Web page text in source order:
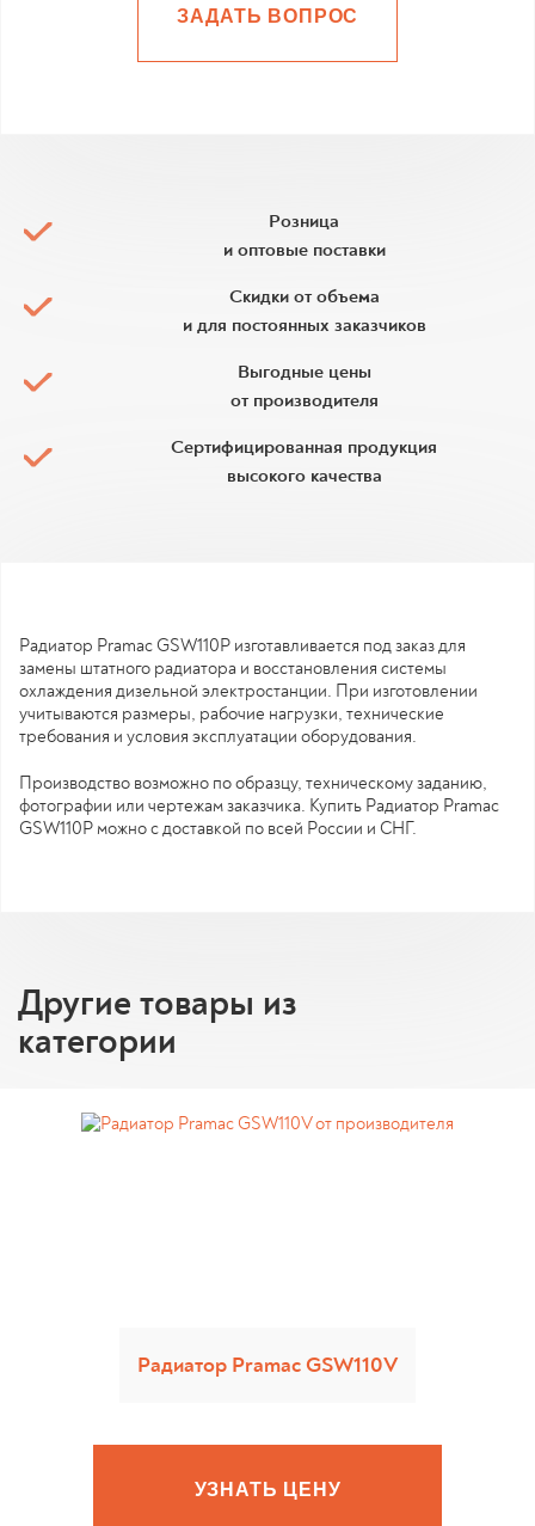
ЗАДАТЬ ВОПРОС
Розница
и оптовые поставки
Скидки от объема
и для постоянных заказчиков
Выгодные цены
от производителя
Сертифицированная продукция
высокого качества
Радиатор Pramac GSW110P изготавливается под заказ для
замены штатного радиатора и восстановления системы
охлаждения дизельной электростанции. При изготовлении
учитываются размеры, рабочие нагрузки, технические
требования и условия эксплуатации оборудования.
Производство возможно по образцу, техническому заданию,
фотографии или чертежам заказчика. Купить Радиатор Pramac
GSW110P можно с доставкой по всей России и СНГ.
Другие товары из
категории
Радиатор Pramac GSW110V
УЗНАТЬ ЦЕНУ